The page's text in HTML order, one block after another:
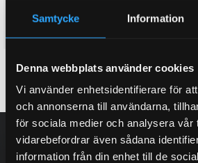
Samtycke Information
Denna webbplats använder cookies
Vi använder enhetsidentifierare för
och annonserna till användarna,
för sociala medier och analysera vår
vidarebefordrar även sådana
information från din enhet till de
Lägg till i favoriterKÖP
NYHETSBREV